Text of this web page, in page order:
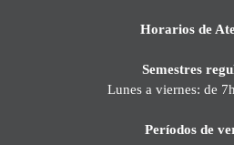
Horarios de
Semestres
Lunes a viernes: de
Períodos de